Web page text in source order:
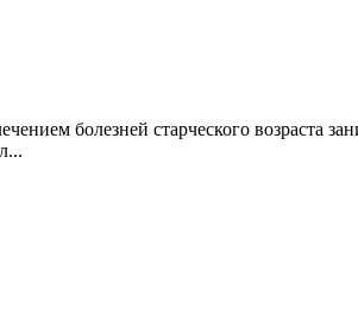
болезней старческого возраста